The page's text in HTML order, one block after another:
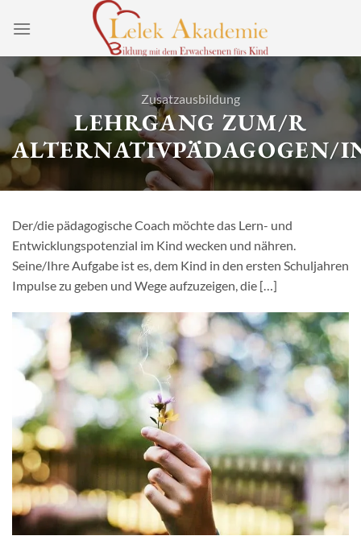
Inhalt
Zusatzausbildung
LEHRGANG ZUM/R
ALTERNATIVPÄDAGOGEN/
Der/die pädagogische Coach möchte das Lern- und
Entwicklungspotenzial im Kind wecken und nähren.
Seine/Ihre Aufgabe ist es, dem Kind in den ersten Schuljahren
Impulse zu geben und Wege aufzuzeigen, die […]